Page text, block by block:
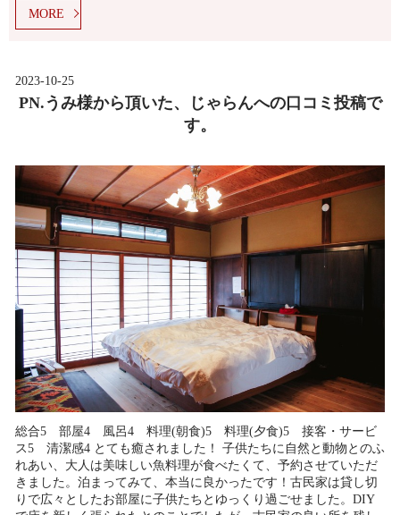
MORE
2023-10-25
PN.うみ様から頂いた、じゃらんへの口コミ投稿で
す。
総合5 部屋4 風呂4 料理(朝食)5 料理(夕食)5 接客・サービ
ス5 清潔感4 とても癒されました！ 子供たちに自然と動物とのふ
れあい、大人は美味しい魚料理が食べたくて、予約させていただ
きました。泊まってみて、本当に良かったです！古民家は貸し切
りで広々としたお部屋に子供たちとゆっくり過ごせました。DIY